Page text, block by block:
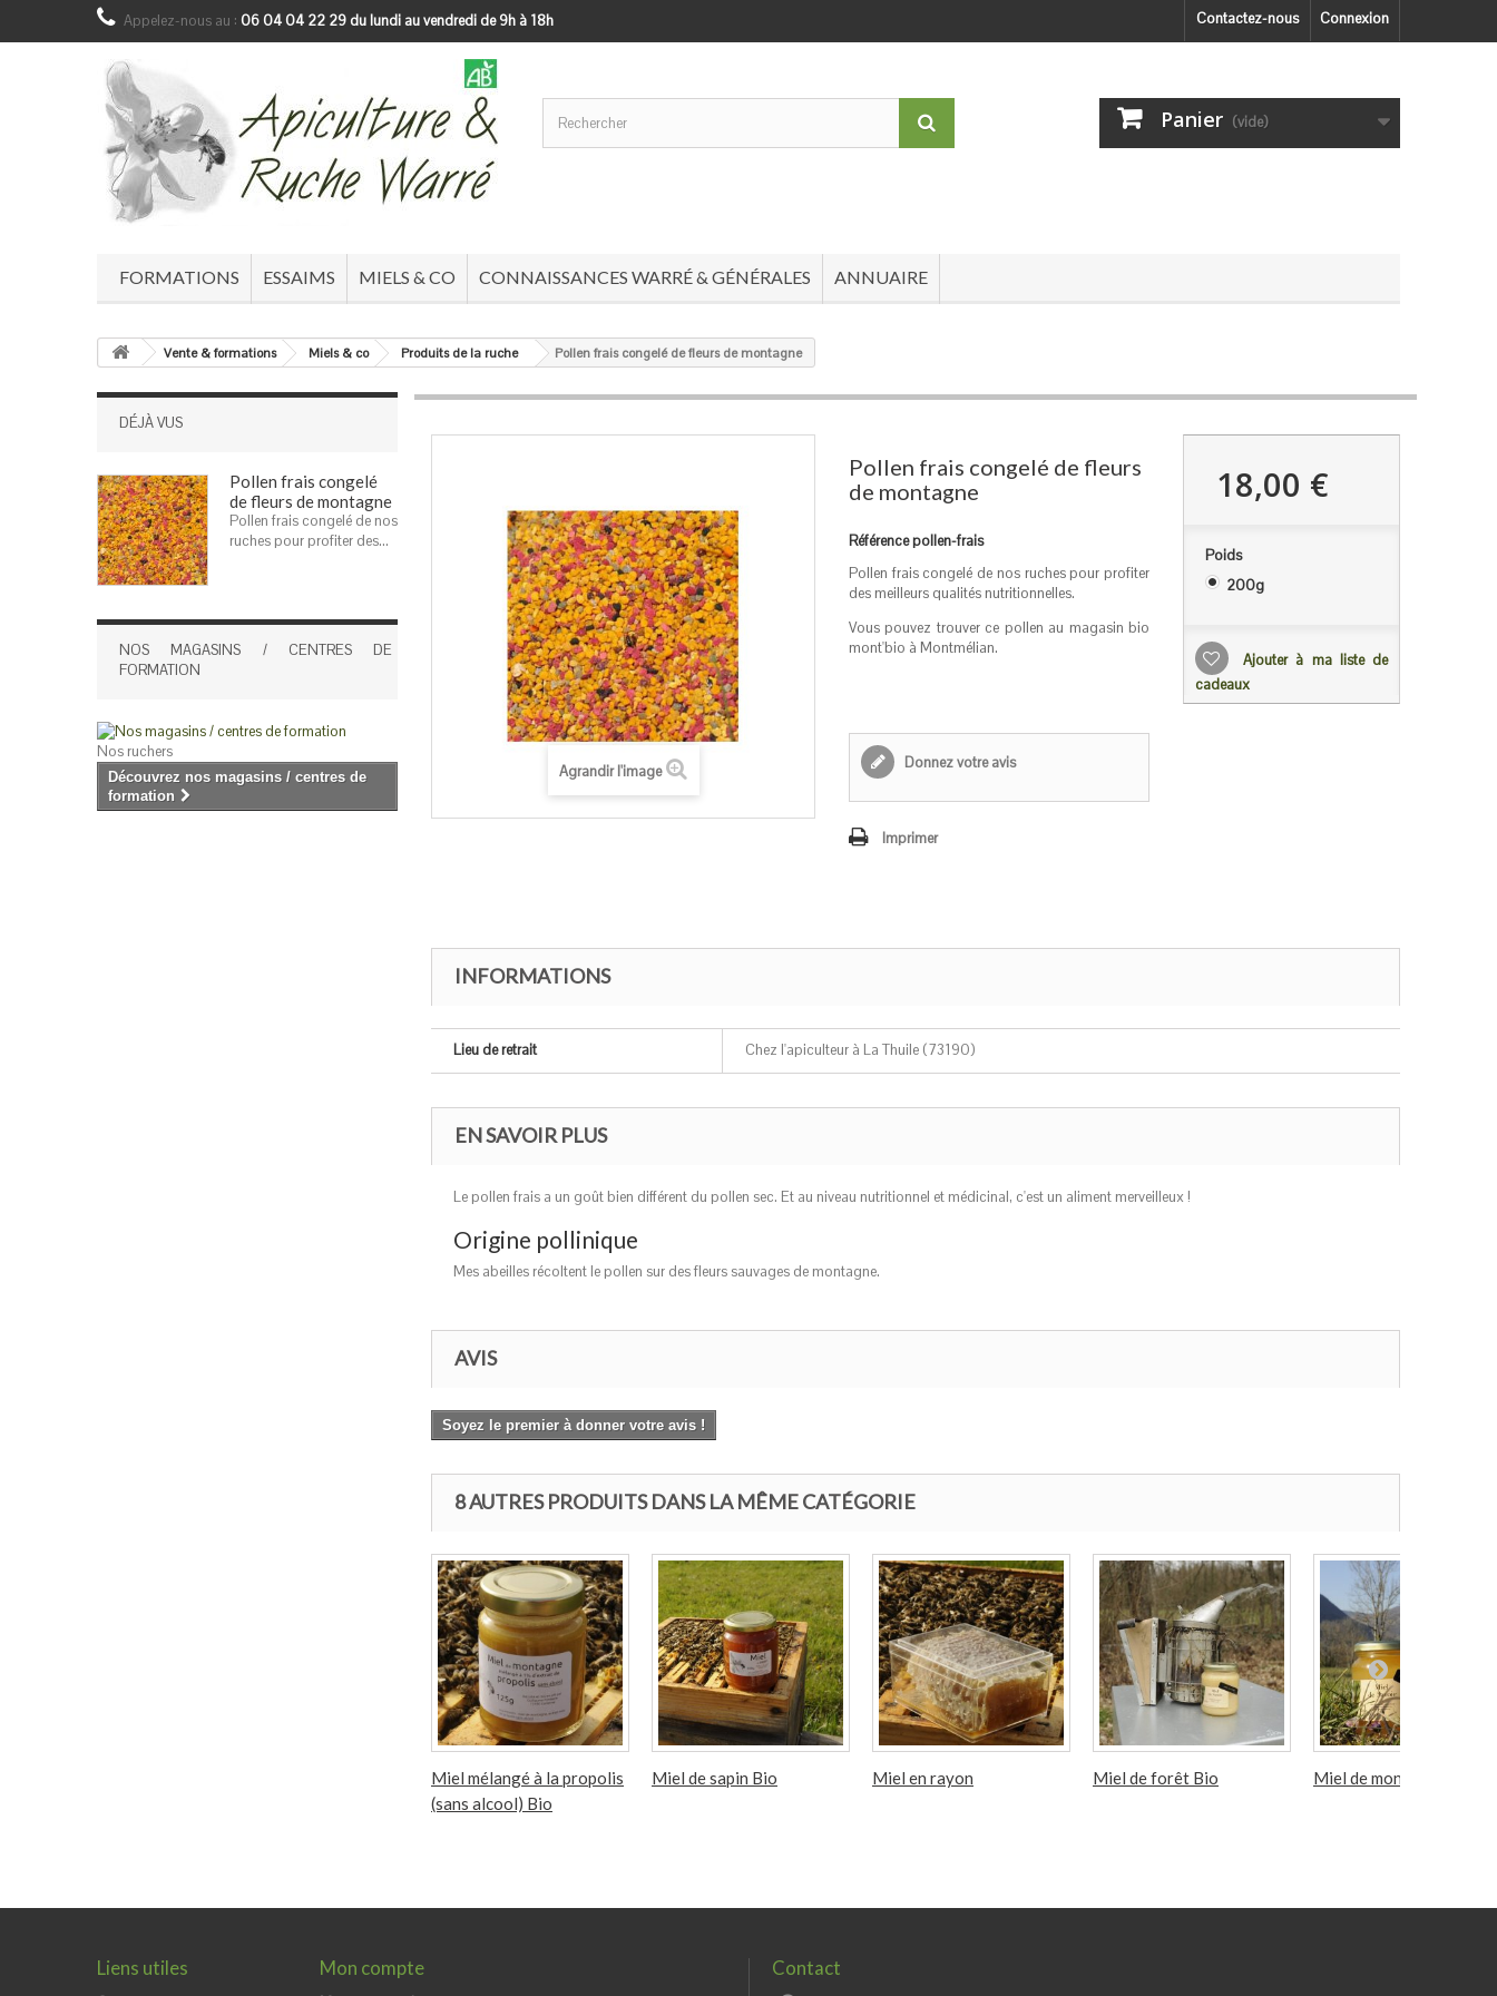
Connexion
Contactez-nous
Appelez-nous au : 06 04 04 22 29 du lundi au vendredi de 9h à 18h
Panier (vide)
FORMATIONS ESSAIMS MIELS & CO CONNAISSANCES WARRÉ & GÉNÉRALES ANNUAIRE
Vente & formations Miels & co Produits de la ruche Pollen frais congelé de fleurs de montagne
DÉJÀ VUS
Pollen frais congelé
de fleurs de montagne
Pollen frais congelé de nos
ruches pour profiter des...
NOS MAGASINS / CENTRES DE
FORMATION
Nos ruchers
Découvrez nos magasins / centres de
formation
Agrandir l'image
Pollen frais congelé de fleurs
de montagne
Référencepollen-frais
Pollen frais congelé de nos ruches pour profiter
des meilleurs qualités nutritionnelles.
Vous pouvez trouver ce pollen au magasin bio
mont'bio à Montmélian.
Donnez votre avis
Imprimer
18,00 €
Poids
200g
Ajouter à ma liste de
cadeaux
INFORMATIONS
Lieu de retrait Chez l'apiculteur à La Thuile (73190)
EN SAVOIR PLUS
Le pollen frais a un goût bien différent du pollen sec. Et au niveau nutritionnel et médicinal, c'est un aliment merveilleux !
Origine pollinique
Mes abeilles récoltent le pollen sur des fleurs sauvages de montagne.
AVIS
Soyez le premier à donner votre avis !
8 AUTRES PRODUITS DANS LA MÊME CATÉGORIE
Miel mélangé à la propolis
(sans alcool) Bio
Miel de sapin Bio Miel en rayon Miel de forêt Bio Miel de montagne Bio
Liens utiles Mon compte Contact